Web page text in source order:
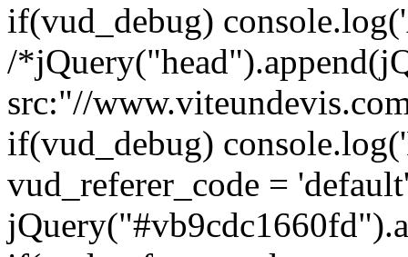
if(vud_debug)
/
src:"//
if(vud_debug)
vud_referer_code =